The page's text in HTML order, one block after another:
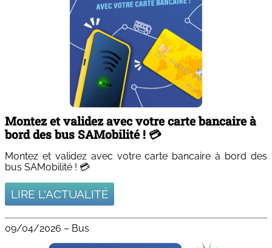
Montez et validez avec votre carte bancaire à
bord des bus SAMobilité ! 💳
Montez et validez avec votre carte bancaire à bord des
bus SAMobilité ! 💳
LIRE L'ACTUALITÉ
09/04/2026 – Bus